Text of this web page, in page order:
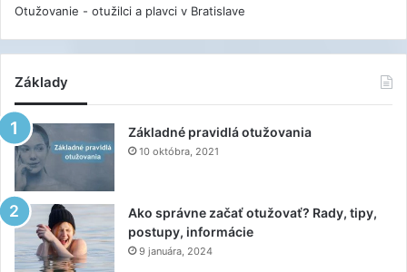
Otužovanie - otužilci a plavci v Bratislave
Základy
Základné pravidlá otužovania
10 októbra, 2021
Ako správne začať otužovať? Rady, tipy,
postupy, informácie
9 januára, 2024